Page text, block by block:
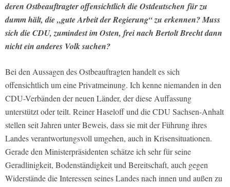
deren Ostbeauftragter offensichtlich die Ostdeutschen für zu
dumm hält, die „gute Arbeit der Regierung“ zu erkennen? Muss
sich die CDU, zumindest im Osten, frei nach Bertolt Brecht dann
nicht ein anderes Volk suchen?
Bei den Aussagen des Ostbeauftragten handelt es sich
offensichtlich um eine Privatmeinung. Ich kenne niemanden in den
CDU-Verbänden der neuen Länder, der diese Auffassung
unterstützt oder teilt. Reiner Haseloff und die CDU Sachsen-Anhalt
stellen seit Jahren unter Beweis, dass sie mit der Führung ihres
Landes verantwortungsvoll umgehen, auch in Krisensituationen.
Gerade den Ministerpräsidenten schätze ich sehr für seine
Geradlinigkeit, Bodenständigkeit und Bereitschaft, auch gegen
Widerstände die Interessen seines Landes nach innen und außen zu